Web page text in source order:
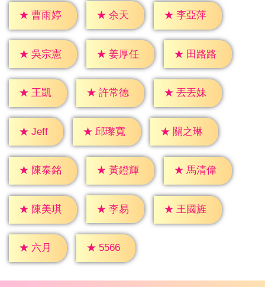
★ 曹雨婷 ★ 余天 ★ 李亞萍
★ 吳宗憲 ★ 姜厚任 ★ 田路路
★ 王凱 ★ 許常德 ★ 丟丟妹
★ Jeff ★ 邱瓈寬 ★ 關之琳
★ 陳泰銘 ★ 黃鐙輝 ★ 馬清偉
★ 陳美琪 ★ 李易 ★ 王國旌
★ 六月 ★ 5566